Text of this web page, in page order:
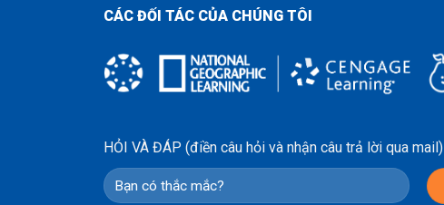
CÁC ĐỐI TÁC CỦA CHÚNG TÔI
HỎI VÀ ĐÁP (điền câu hỏi và nhận câu trả lời qua mail)